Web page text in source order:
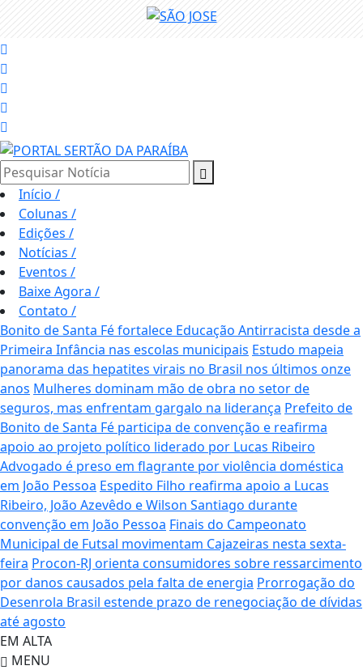
Pesquisar Notícia
Início /
Colunas /
Edições /
Notícias /
Eventos /
Baixe Agora /
Contato /
Bonito de Santa Fé fortalece Educação Antirracista desde a
Primeira Infância nas escolas municipais Estudo mapeia
panorama das hepatites virais no Brasil nos últimos onze
anos Mulheres dominam mão de obra no setor de
seguros, mas enfrentam gargalo na liderança Prefeito de
Bonito de Santa Fé participa de convenção e reafirma
apoio ao projeto político liderado por Lucas Ribeiro
Advogado é preso em flagrante por violência doméstica
em João Pessoa Espedito Filho reafirma apoio a Lucas
Ribeiro, João Azevêdo e Wilson Santiago durante
convenção em João Pessoa Finais do Campeonato
Municipal de Futsal movimentam Cajazeiras nesta sexta-
feira Procon-RJ orienta consumidores sobre ressarcimento
por danos causados pela falta de energia Prorrogação do
Desenrola Brasil estende prazo de renegociação de dívidas
até agosto
EM ALTA
MENU